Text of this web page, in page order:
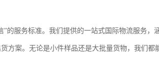
的服务标准。我们提供的一站式国际物流服务，
方案。无论是小件样品还是大批量货物，我们都